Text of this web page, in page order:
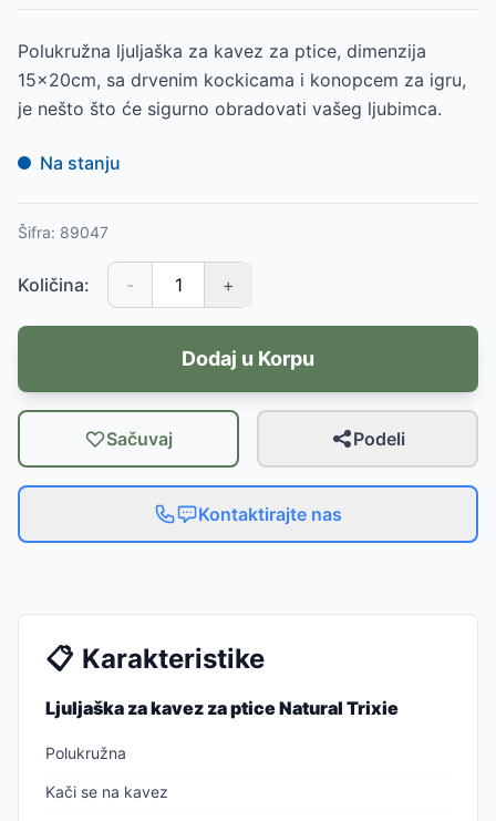
Polukružna ljuljaška za kavez za ptice, dimenzija
15x20cm, sa drvenim kockicama i konopcem za igru,
je nešto što će sigurno obradovati vašeg ljubimca.
Na stanju
Šifra: 89047
Količina: - +
Dodaj u Korpu
Sačuvaj Podeli
Kontaktirajte nas
📋 Karakteristike
Ljuljaška za kavez za ptice Natural Trixie
Polukružna
Kači se na kavez